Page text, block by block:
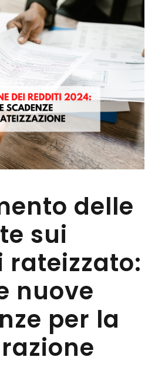
delle
sui
rateizzato:
nuove
per la